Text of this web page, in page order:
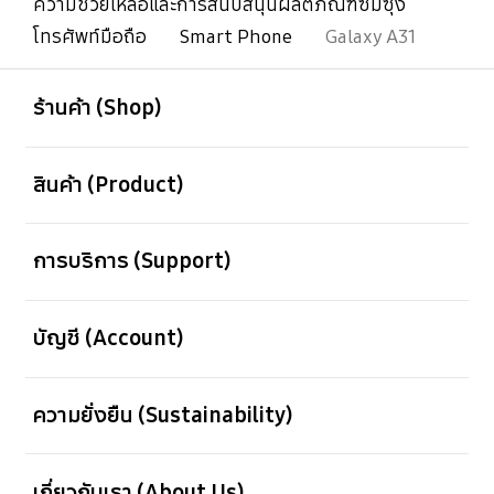
โทรศัพท์มือถือ
Smart Phone Galaxy A31
ร้านค้า (Shop)
สินค้า (Product)
การบริการ (Support)
บัญชี (Account)
ความยั่งยืน (Sustainability)